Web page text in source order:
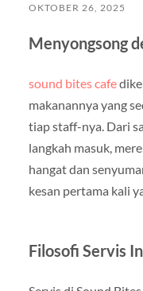
OKTOBER 26, 2025
Menyongsong
sound bites cafe
makanannya yang
tiap staff-nya. Dari
langkah masuk,
hangat dan
kesan pertama kali
Filosofi Servis